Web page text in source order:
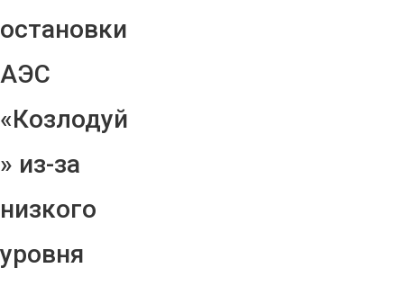
остановки
АЭС
«Козлодуй
» из-за
низкого
уровня